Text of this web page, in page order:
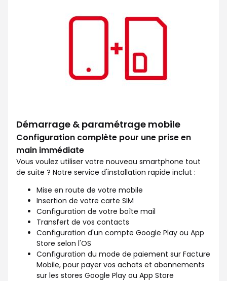
Démarrage & paramétrage mobile
Configuration complète pour une prise en
main immédiate
Vous voulez utiliser votre nouveau smartphone tout
de suite ? Notre service d'installation rapide inclut :
Mise en route de votre mobile
Insertion de votre carte SIM
Configuration de votre boîte mail
Transfert de vos contacts
Configuration d'un compte Google Play ou App
Store selon l'OS
Configuration du mode de paiement sur Facture
Mobile, pour payer vos achats et abonnements
sur les stores Google Play ou App Store